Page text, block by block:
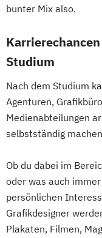
bunter Mix also.
Studium
Nach dem Studium
Agenturen,
Medienabteilungen
selbstständig
Ob du dabei im
oder was auch
persönlichen
Grafikdesigner
Plakaten, Filmen,